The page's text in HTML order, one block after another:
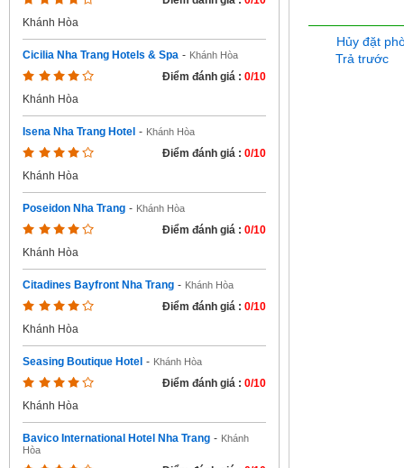
Khánh Hòa
Cicilia Nha Trang Hotels & Spa - Khánh Hòa
Điểm đánh giá : 0/10
Khánh Hòa
Isena Nha Trang Hotel - Khánh Hòa
Điểm đánh giá : 0/10
Khánh Hòa
Poseidon Nha Trang - Khánh Hòa
Điểm đánh giá : 0/10
Khánh Hòa
Citadines Bayfront Nha Trang - Khánh Hòa
Điểm đánh giá : 0/10
Khánh Hòa
Seasing Boutique Hotel - Khánh Hòa
Điểm đánh giá : 0/10
Khánh Hòa
Bavico International Hotel Nha Trang - Khánh
Hòa
Hủy đặt
Trả trước